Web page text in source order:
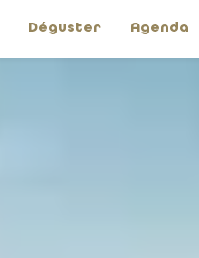
Déguster Agenda